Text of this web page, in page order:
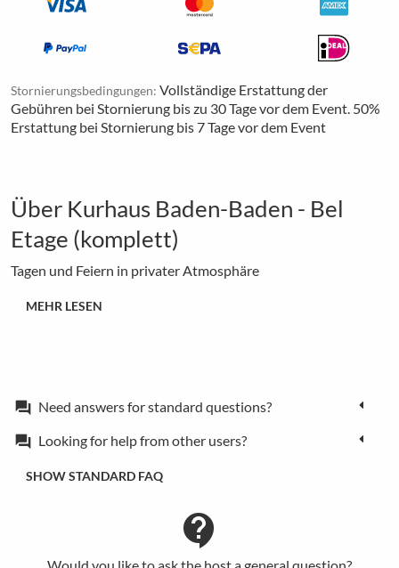
Stornierungsbedingungen: Vollständige Erstattung der
Gebühren bei Stornierung bis zu 30 Tage vor dem Event. 50%
Erstattung bei Stornierung bis 7 Tage vor dem Event
Über Kurhaus Baden-Baden - Bel
Etage (komplett)
Tagen und Feiern in privater Atmosphäre
MEHR LESEN
forum Need answers for standard questions?
forum Looking for help from other users?
SHOW STANDARD FAQ
contact_support